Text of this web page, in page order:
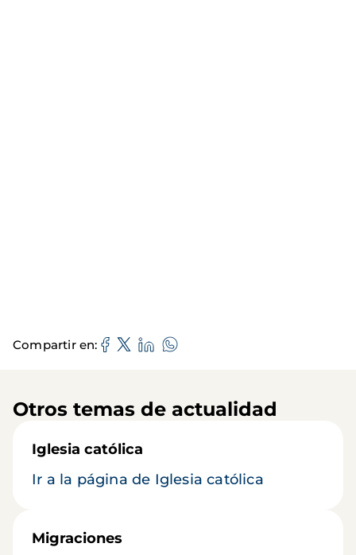
Compartir en
Otros temas de actualidad
Iglesia católica
Ir a la página de Iglesia católica
Migraciones